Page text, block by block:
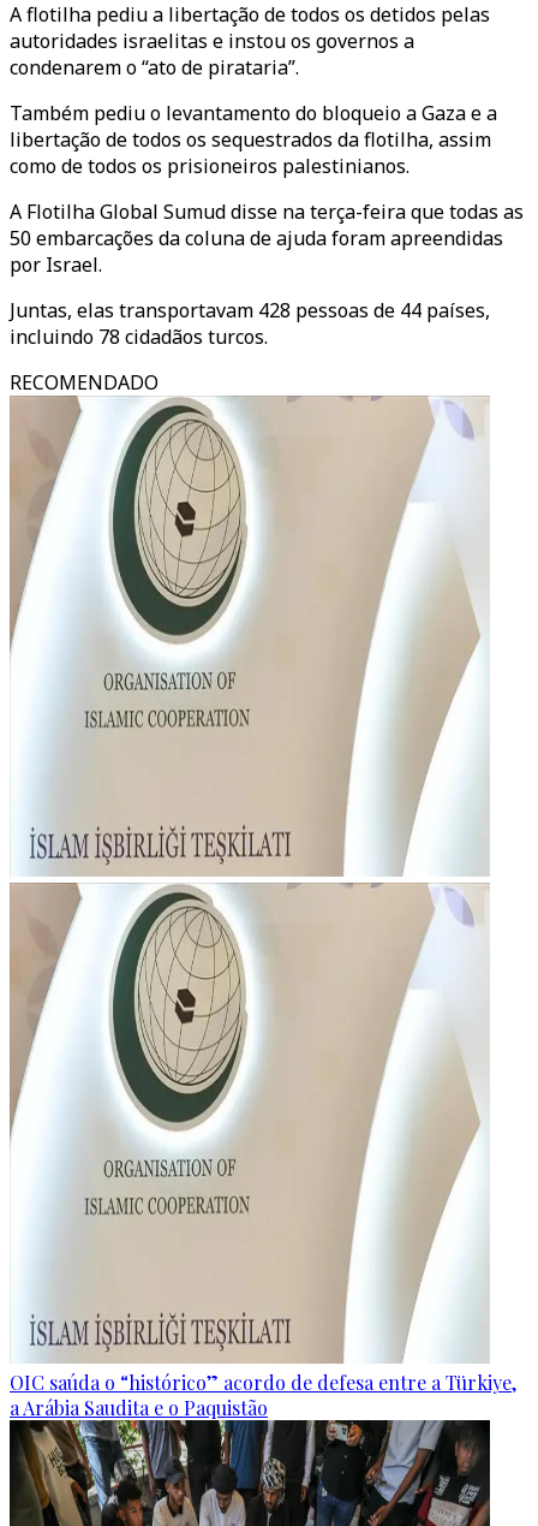
A flotilha pediu a libertação de todos os detidos pelas
autoridades israelitas e instou os governos a
condenarem o “ato de pirataria”.
Também pediu o levantamento do bloqueio a Gaza e a
libertação de todos os sequestrados da flotilha, assim
como de todos os prisioneiros palestinianos.
A Flotilha Global Sumud disse na terça-feira que todas as
50 embarcações da coluna de ajuda foram apreendidas
por Israel.
Juntas, elas transportavam 428 pessoas de 44 países,
incluindo 78 cidadãos turcos.
RECOMENDADO
OIC saúda o “histórico” acordo de defesa entre a Türkiye,
a Arábia Saudita e o Paquistão